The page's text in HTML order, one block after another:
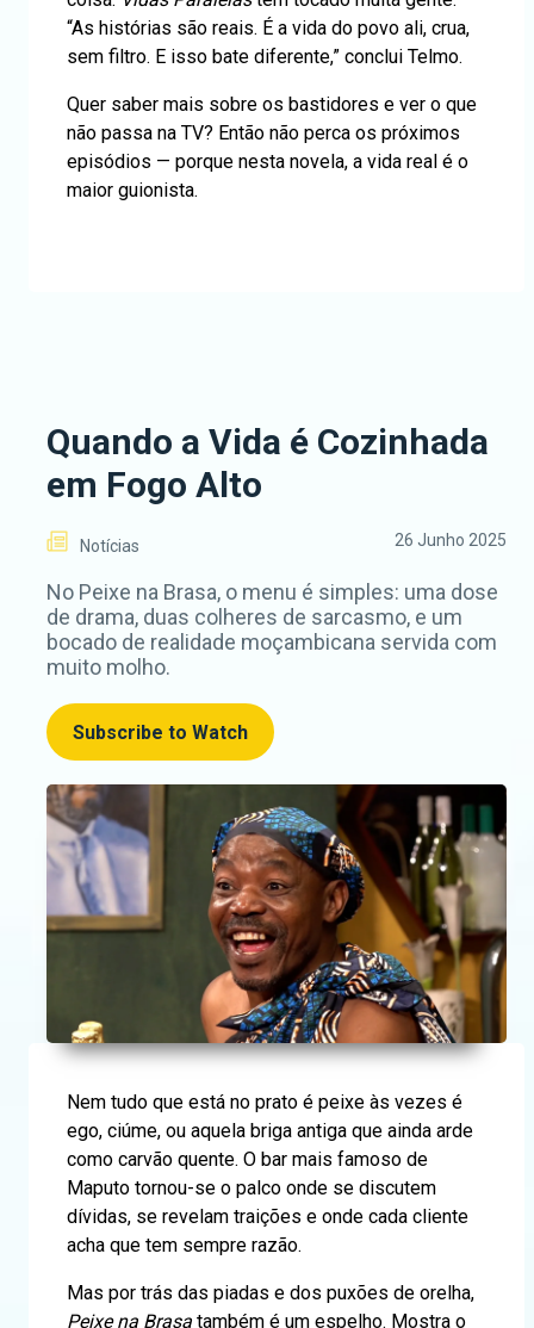
“As histórias são reais. É a vida do povo ali, crua,
sem filtro. E isso bate diferente,” conclui Telmo.
Quer saber mais sobre os bastidores e ver o que
não passa na TV? Então não perca os próximos
episódios — porque nesta novela, a vida real é o
maior guionista.
Quando a Vida é Cozinhada
em Fogo Alto
Notícias 26 Junho 2025
No Peixe na Brasa, o menu é simples: uma dose
de drama, duas colheres de sarcasmo, e um
bocado de realidade moçambicana servida com
muito molho.
Subscribe to Watch
Nem tudo que está no prato é peixe às vezes é
ego, ciúme, ou aquela briga antiga que ainda arde
como carvão quente. O bar mais famoso de
Maputo tornou-se o palco onde se discutem
dívidas, se revelam traições e onde cada cliente
acha que tem sempre razão.
Mas por trás das piadas e dos puxões de orelha,
Peixe na Brasa também é um espelho. Mostra o